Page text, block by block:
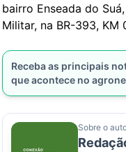
bairro Enseada do
Militar, na BR-393, KM
Receba as principais
que acontece no
Sobre o